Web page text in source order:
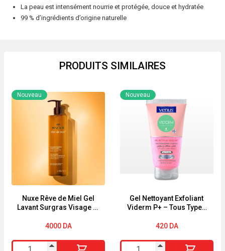
La peau est intensément nourrie et protégée, douce et hydratée
99 % d’ingrédients d’origine naturelle
PRODUITS SIMILAIRES
Nuxe Rêve de Miel Gel
Lavant Surgras Visage et
Nouveau
4000 DA
quantité
Gel Nettoyant Exfoliant
Viderm P+ – Tous Types
Nouveau
420 DA
quantité